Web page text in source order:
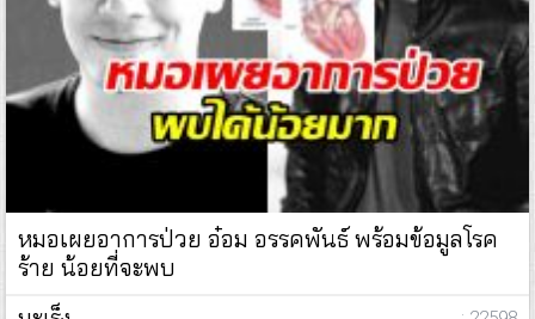
หมอเผยอาการป่วย อ๋อม อรรคพันธ์ พร้อมข้อมูลโรค
ร้าย น้อยที่จะพบ